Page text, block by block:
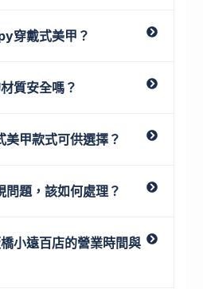
穿戴式美甲？
質安全嗎？
美甲款式可供選擇？
問題，該如何處理？
小遠百店的營業時間與